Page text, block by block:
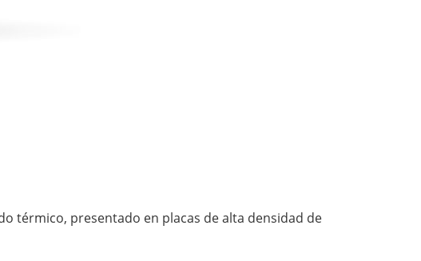
térmico, presentado en placas de alta densidad de